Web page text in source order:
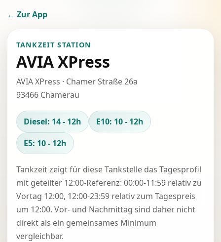
← Zur App
TANKZEIT STATION
AVIA XPress
AVIA XPress · Chamer Straße 26a
93466 Chamerau
Diesel: 14 - 12h
E10: 10 - 12h
E5: 10 - 12h
Tankzeit zeigt für diese Tankstelle das Tagesprofil
mit geteilter 12:00-Referenz: 00:00-11:59 relativ zu
Vortag 12:00, 12:00-23:59 relativ zum Tagespreis
um 12:00. Vor- und Nachmittag sind daher nicht
direkt als ein gemeinsames Minimum
vergleichbar.